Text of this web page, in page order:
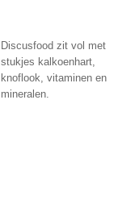
Discusfood zit vol met
stukjes kalkoenhart,
knoflook, vitaminen en
mineralen.